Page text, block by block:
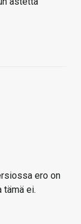
ero on
tämä ei.